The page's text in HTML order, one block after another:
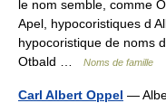
le nom semble, comme
Apel, hypocoristiques d
hypocoristique de noms
Otbald …
Noms de famille
Carl Albert Oppel —